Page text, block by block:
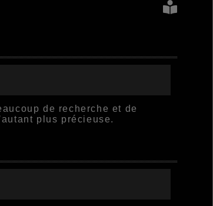
de recherche et de
plus précieuse.